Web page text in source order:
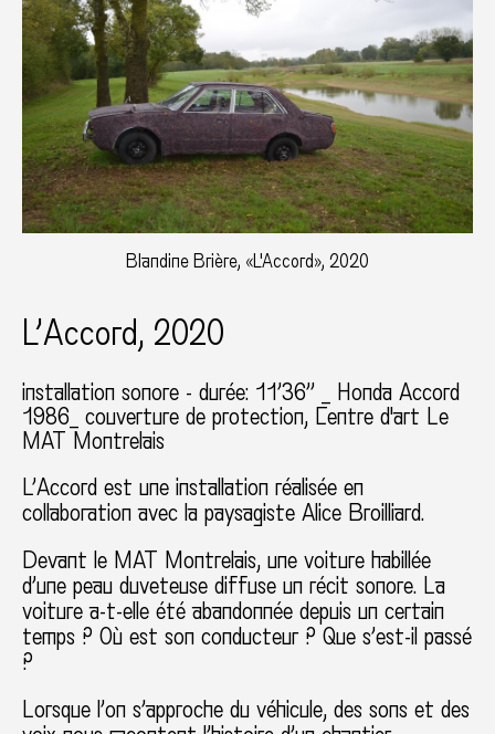
Blandine Brière, «L'Accord», 2020
L’Accord, 2020
installation sonore - durée: 11’36’’ _ Honda Accord
1986_ couverture de protection Centre d'art Le
MAT Montrelais
L’Accord est une installation réalisée en
collaboration avec la paysagiste Alice Broilliard.
Devant le MAT Montrelais, une voiture habillée
d’une peau duveteuse diffuse un récit sonore. La
voiture a-t-elle été abandonnée depuis un certain
temps ? Où est son conducteur ? Que s’est-il passé
?
Lorsque l’on s’approche du véhicule, des sons et des